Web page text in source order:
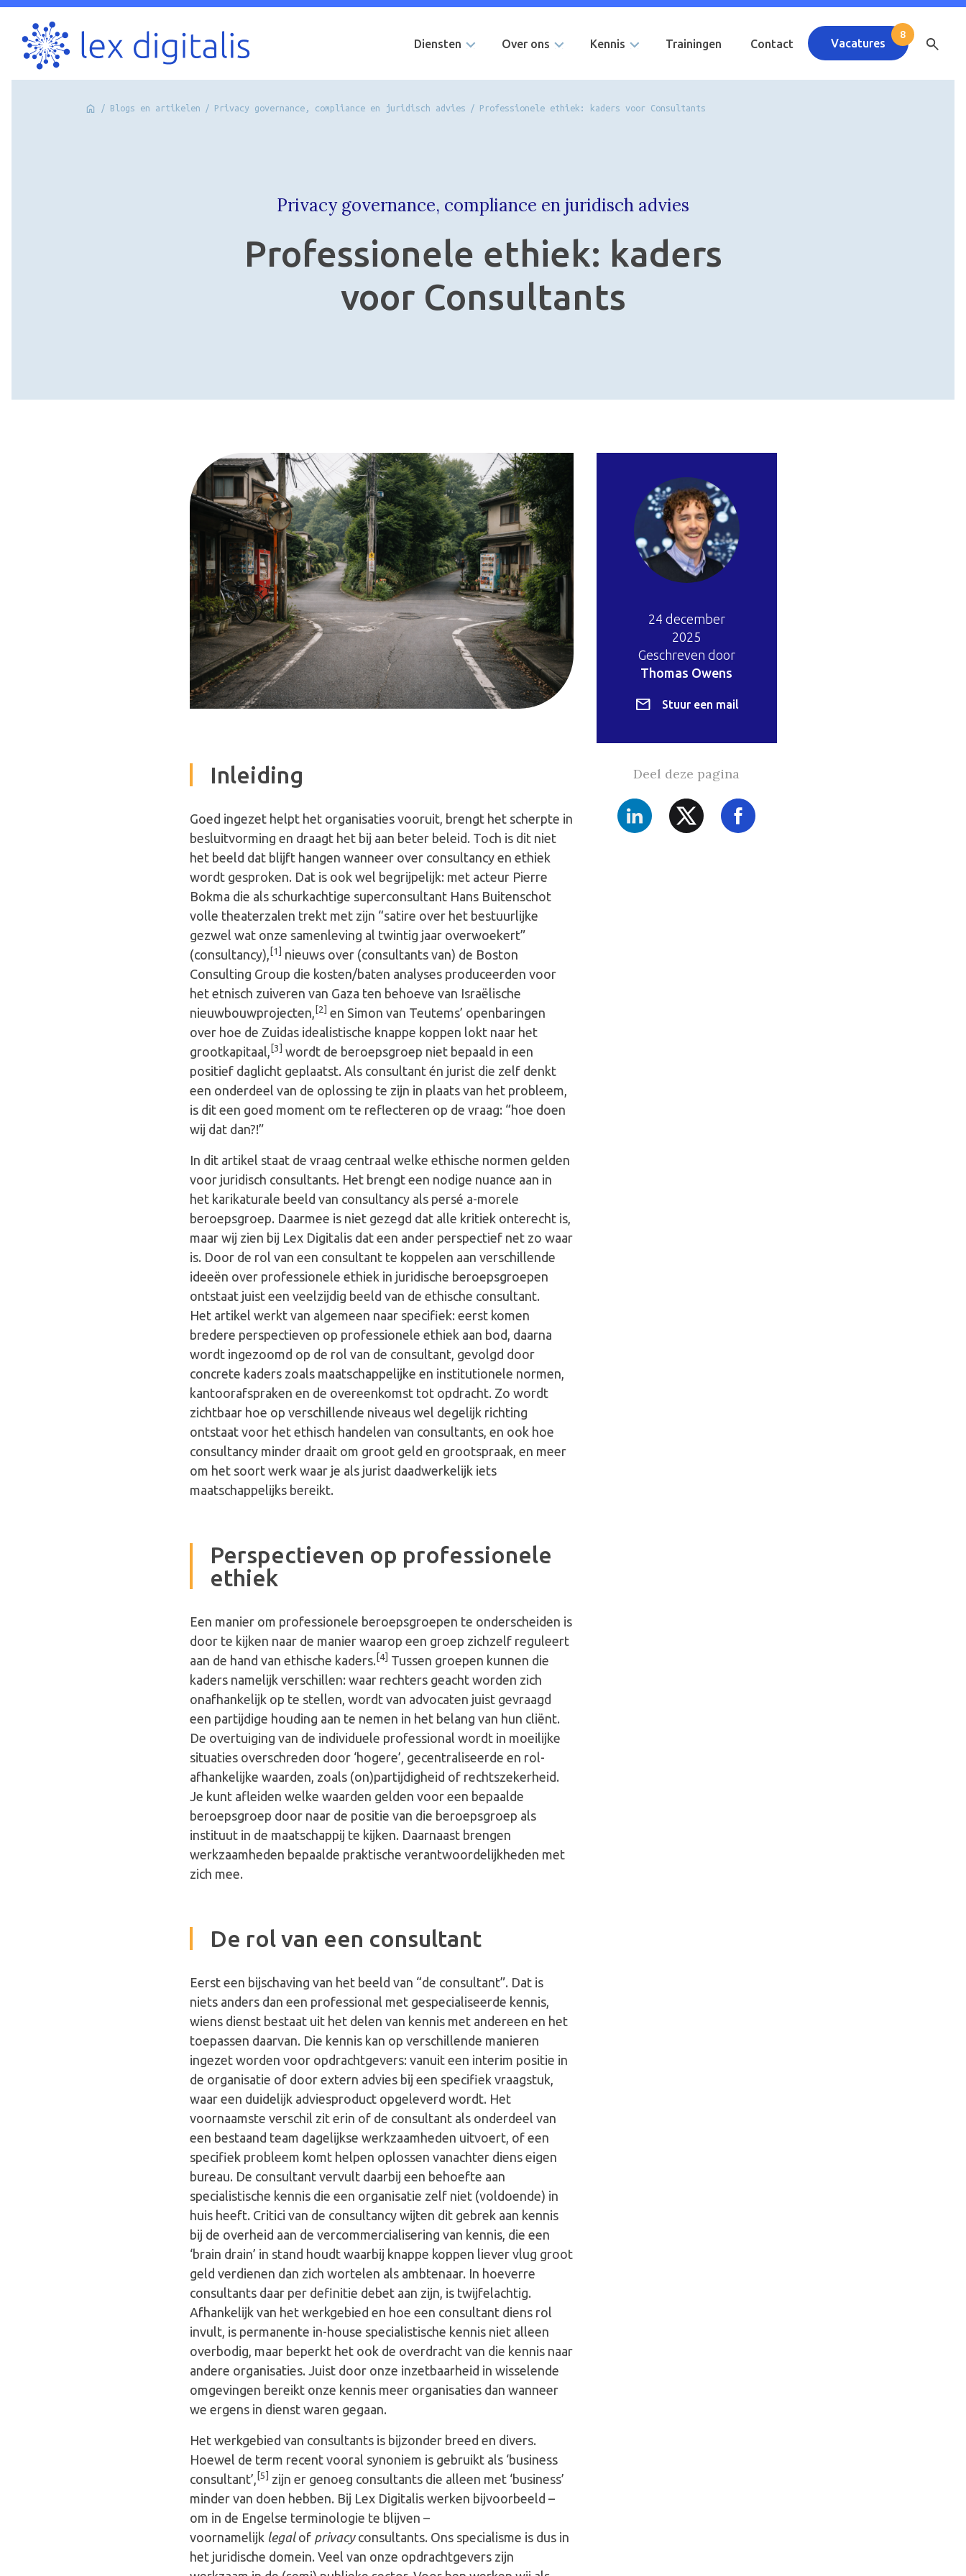
Diensten Over ons Kennis Trainingen Contact Vacatures
/ Blogs en artikelen / Privacy governance, compliance en juridisch advies / Professionele ethiek: kaders voor Consultants
Privacy governance, compliance en juridisch advies
Professionele ethiek: kaders
voor Consultants
24 december
2025
Geschreven door
Thomas Owens
Stuur een mail
Deel deze pagina
Inleiding
Goed ingezet helpt het organisaties vooruit, brengt het scherpte in
besluitvorming en draagt het bij aan beter beleid. Toch is dit niet
het beeld dat blijft hangen wanneer over consultancy en ethiek
wordt gesproken. Dat is ook wel begrijpelijk: met acteur Pierre
Bokma die als schurkachtige superconsultant Hans Buitenschot
volle theaterzalen trekt met zijn “satire over het bestuurlijke
gezwel wat onze samenleving al twintig jaar overwoekert”
(consultancy), [1] nieuws over (consultants van) de Boston
Consulting Group die kosten/baten analyses produceerden voor
het etnisch zuiveren van Gaza ten behoeve van Israëlische
nieuwbouwprojecten, [2] en Simon van Teutems’ openbaringen
over hoe de Zuidas idealistische knappe koppen lokt naar het
grootkapitaal, [3] wordt de beroepsgroep niet bepaald in een
positief daglicht geplaatst. Als consultant én jurist die zelf denkt
een onderdeel van de oplossing te zijn in plaats van het probleem,
is dit een goed moment om te reflecteren op de vraag: “hoe doen
wij dat dan?!”
In dit artikel staat de vraag centraal welke ethische normen gelden
voor juridisch consultants. Het brengt een nodige nuance aan in
het karikaturale beeld van consultancy als persé a-morele
beroepsgroep. Daarmee is niet gezegd dat alle kritiek onterecht is,
maar wij zien bij Lex Digitalis dat een ander perspectief net zo waar
is. Door de rol van een consultant te koppelen aan verschillende
ideeën over professionele ethiek in juridische beroepsgroepen
ontstaat juist een veelzijdig beeld van de ethische consultant.
Het artikel werkt van algemeen naar specifiek: eerst komen
bredere perspectieven op professionele ethiek aan bod, daarna
wordt ingezoomd op de rol van de consultant, gevolgd door
concrete kaders zoals maatschappelijke en institutionele normen,
kantoorafspraken en de overeenkomst tot opdracht. Zo wordt
zichtbaar hoe op verschillende niveaus wel degelijk richting
ontstaat voor het ethisch handelen van consultants, en ook hoe
consultancy minder draait om groot geld en grootspraak, en meer
om het soort werk waar je als jurist daadwerkelijk iets
maatschappelijks bereikt.
Perspectieven op professionele
ethiek
Een manier om professionele beroepsgroepen te onderscheiden is
door te kijken naar de manier waarop een groep zichzelf reguleert
aan de hand van ethische kaders. [4] Tussen groepen kunnen die
kaders namelijk verschillen: waar rechters geacht worden zich
onafhankelijk op te stellen, wordt van advocaten juist gevraagd
een partijdige houding aan te nemen in het belang van hun cliënt.
De overtuiging van de individuele professional wordt in moeilijke
situaties overschreden door ‘hogere’, gecentraliseerde en rol-
afhankelijke waarden, zoals (on)partijdigheid of rechtszekerheid.
Je kunt afleiden welke waarden gelden voor een bepaalde
beroepsgroep door naar de positie van die beroepsgroep als
instituut in de maatschappij te kijken. Daarnaast brengen
werkzaamheden bepaalde praktische verantwoordelijkheden met
zich mee.
De rol van een consultant
Eerst een bijschaving van het beeld van “de consultant”. Dat is
niets anders dan een professional met gespecialiseerde kennis,
wiens dienst bestaat uit het delen van kennis met andereen en het
toepassen daarvan. Die kennis kan op verschillende manieren
ingezet worden voor opdrachtgevers: vanuit een interim positie in
de organisatie of door extern advies bij een specifiek vraagstuk,
waar een duidelijk adviesproduct opgeleverd wordt. Het
voornaamste verschil zit erin of de consultant als onderdeel van
een bestaand team dagelijkse werkzaamheden uitvoert, of een
specifiek probleem komt helpen oplossen vanachter diens eigen
bureau. De consultant vervult daarbij een behoefte aan
specialistische kennis die een organisatie zelf niet (voldoende) in
huis heeft. Critici van de consultancy wijten dit gebrek aan kennis
bij de overheid aan de vercommercialisering van kennis, die een
‘brain drain’ in stand houdt waarbij knappe koppen liever vlug groot
geld verdienen dan zich wortelen als ambtenaar. In hoeverre
consultants daar per definitie debet aan zijn, is twijfelachtig.
Afhankelijk van het werkgebied en hoe een consultant diens rol
invult, is permanente in-house specialistische kennis niet alleen
overbodig, maar beperkt het ook de overdracht van die kennis naar
andere organisaties. Juist door onze inzetbaarheid in wisselende
omgevingen bereikt onze kennis meer organisaties dan wanneer
we ergens in dienst waren gegaan.
Het werkgebied van consultants is bijzonder breed en divers.
Hoewel de term recent vooral synoniem is gebruikt als ‘business
consultant’, [5] zijn er genoeg consultants die alleen met ‘business’
minder van doen hebben. Bij Lex Digitalis werken bijvoorbeeld –
om in de Engelse terminologie te blijven –
voornamelijk legalof privacyconsultants. Ons specialisme is dus in
het juridische domein. Veel van onze opdrachtgevers zijn